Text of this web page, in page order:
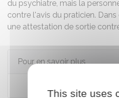
du psychiatre, mais la
contre l'avis du praticien.
une attestation de sortie
Pour en savoir plus
This site uses